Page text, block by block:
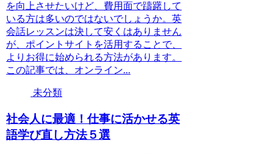
を向上させたいけど、費用面で躊躇して
いる方は多いのではないでしょうか。英
会話レッスンは決して安くはありません
が、ポイントサイトを活用することで、
よりお得に始められる方法があります。
この記事では、オンライン...
未分類
社会人に最適！仕事に活かせる英
語学び直し方法５選